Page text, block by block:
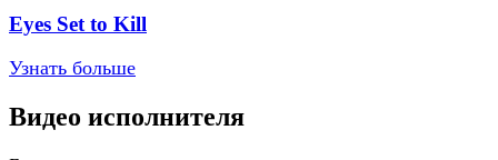
Eyes Set to Kill
Узнать больше
Видео исполнителя